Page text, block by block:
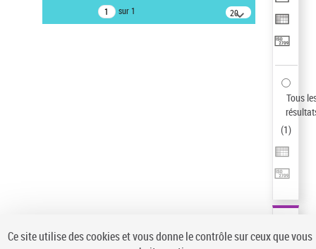
sur 1
20
résultats/page
Tous
(1)
Ce site utilise des cookies et vous donne le contrôle sur ceux que vous